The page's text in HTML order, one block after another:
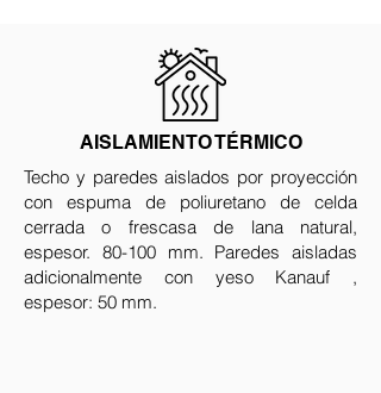
AISLAMIENTO TÉRMICO
Techo y paredes aislados por proyección
con espuma de poliuretano de celda
cerrada o frescasa de lana natural,
espesor. 80-100 mm. Paredes aisladas
adicionalmente con yeso Kanauf ,
espesor: 50 mm.